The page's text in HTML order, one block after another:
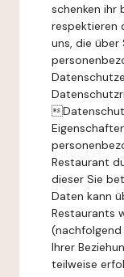
schenken ihr
respektieren
uns, die über
Restaurant
dieser Sie
Daten kann
Restaurants
Ihrer
teilweise